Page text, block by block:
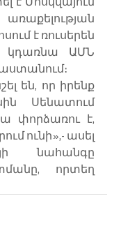
է ռուսերեն
կդառնա ԱՄՆ
են, որ իրենք
Սենատում
փորձառու է,
ունի»,- ասել
նահանգը
որտեղ